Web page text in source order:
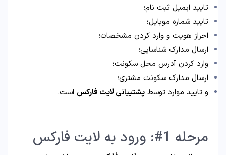
تایید ایمیل ثبت نام؛
تایید شماره موبایل؛
احراز هویت و وارد کردن مشخصات؛
ارسال مدارک شناسایی؛
وارد کردن آدرس محل سکونت؛
ارسال مدارک سکونت مشتری؛
و تایید موارد توسط پشتیبانی لایت فارکس است.
مرحله 1#: ورود به لایت فارکس